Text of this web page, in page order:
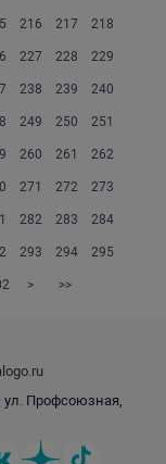
216 217 218
227 228 229
238 239 240
249 250 251
260 261 262
271 272 273
282 283 284
293 294 295
> >>
ул. Профсоюзная,